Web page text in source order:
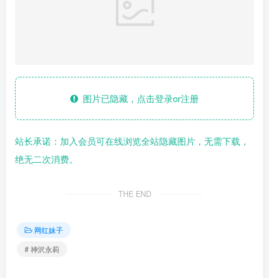
图片已隐藏，点击登录or注册
站长承诺：加入会员可在线浏览全站隐藏图片，无需下载，
绝无二次消费。
THE END
网红妹子
# 神沢永莉